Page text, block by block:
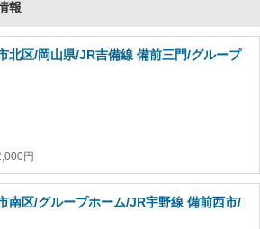
報
北区/岡山県/JR吉備線 備前三門/グループ
円
南区/グループホーム/JR宇野線 備前西市/